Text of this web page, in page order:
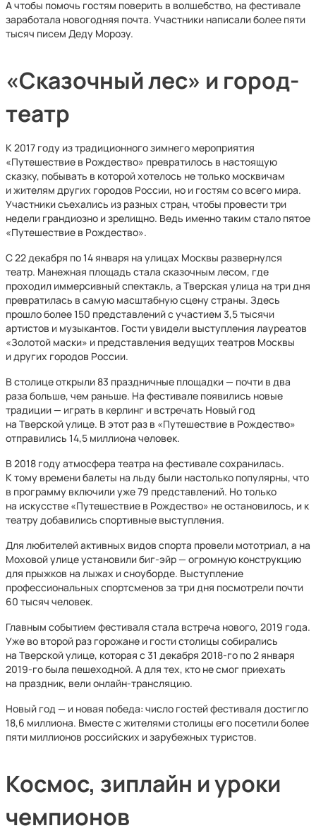
А чтобы помочь гостям поверить в волшебство, на фестивале
заработала новогодняя почта. Участники написали более пяти
тысяч писем Деду Морозу.
«Сказочный лес» и город-
театр
К 2017 году из традиционного зимнего мероприятия
«Путешествие в Рождество» превратилось в настоящую
сказку, побывать в которой хотелось не только москвичам
и жителям других городов России, но и гостям со всего мира.
Участники съехались из разных стран, чтобы провести три
недели грандиозно и зрелищно. Ведь именно таким стало пятое
«Путешествие в Рождество».
С 22 декабря по 14 января на улицах Москвы развернулся
театр. Манежная площадь стала сказочным лесом, где
проходил иммерсивный спектакль, а Тверская улица на три дня
превратилась в самую масштабную сцену страны. Здесь
прошло более 150 представлений с участием 3,5 тысячи
артистов и музыкантов. Гости увидели выступления лауреатов
«Золотой маски» и представления ведущих театров Москвы
и других городов России.
В столице открыли 83 праздничные площадки — почти в два
раза больше, чем раньше. На фестивале появились новые
традиции — играть в керлинг и встречать Новый год
на Тверской улице. В этот раз в «Путешествие в Рождество»
отправились 14,5 миллиона человек.
В 2018 году атмосфера театра на фестивале сохранилась.
К тому времени балеты на льду были настолько популярны, что
в программу включили уже 79 представлений. Но только
на искусстве «Путешествие в Рождество» не остановилось, и к
театру добавились спортивные выступления.
Для любителей активных видов спорта провели мототриал, а на
Моховой улице установили биг-эйр — огромную конструкцию
для прыжков на лыжах и сноуборде. Выступление
профессиональных спортсменов за три дня посмотрели почти
60 тысяч человек.
Главным событием фестиваля стала встреча нового, 2019 года.
Уже во второй раз горожане и гости столицы собирались
на Тверской улице, которая с 31 декабря 2018-го по 2 января
2019-го была пешеходной. А для тех, кто не смог приехать
на праздник, вели онлайн-трансляцию.
Новый год — и новая победа: число гостей фестиваля достигло
18,6 миллиона. Вместе с жителями столицы его посетили более
пяти миллионов российских и зарубежных туристов.
Космос, зиплайн и уроки
чемпионов